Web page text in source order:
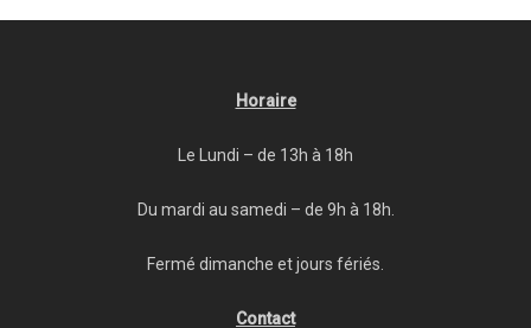
Horaire
Le Lundi – de 13h à 18h
Du mardi au samedi – de 9h à 18h.
Fermé dimanche et jours fériés.
Contact